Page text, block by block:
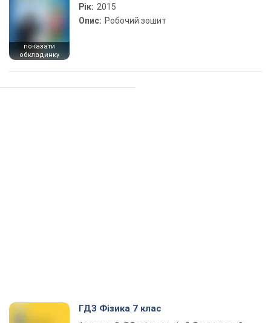
показати
обкладинку
Рік: 2015
Опис: Робочий зошит
ГДЗ Фізика 7 клас